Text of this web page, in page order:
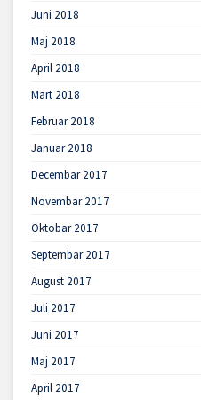
Juni 2018
Maj 2018
April 2018
Mart 2018
Februar 2018
Januar 2018
Decembar 2017
Novembar 2017
Oktobar 2017
Septembar 2017
August 2017
Juli 2017
Juni 2017
Maj 2017
April 2017